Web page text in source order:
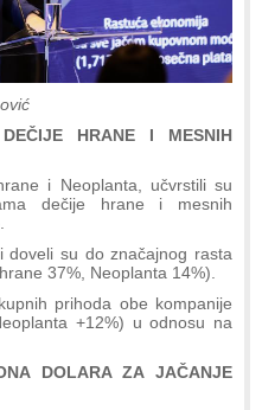
HRANE I MESNIH
i Neoplanta, učvrstili su
dečije hrane i mesnih
doveli su do značajnog rasta
37%, Neoplanta 14%).
prihoda obe kompanije
+12%) u odnosu na
DOLARA ZA JAČANJE